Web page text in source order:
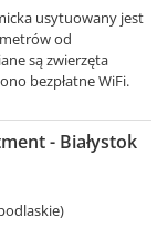
usytuowany jest
od
są zwierzęta
bezpłatne WiFi.
- Białystok